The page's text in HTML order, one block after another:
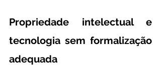
Propriedade intelectual e
tecnologia sem formalização
adequada